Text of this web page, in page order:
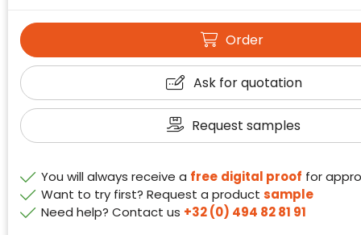
Order
Ask for quotation
Request samples
You will always receive a free digital proof for
Want to try first? Request a product sample
Need help? Contact us +32 (0) 494 82 81 91
Klantenbeoordelingen laten zien hoe een
website in het algemeen aan de behoeften
Trustindex werkt samen met 137
beoordelingsplatforms om
websitebezoekers toegang te geven tot
plaats.
Alleen beoordelingen die voldoen aan de
richtlijnen van Trustindex en waarvan
Trustindex meet voortdurend de
beoordelingen. Minder dan 1% van de
ondervraagde klanten meldde een
probleem.